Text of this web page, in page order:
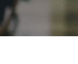
تواصل معنا